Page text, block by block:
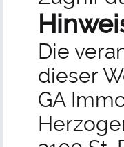
Die
dieser
GA